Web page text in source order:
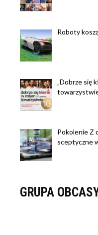
Roboty
„Dobrze się
Pokolenie Z
sceptyczne
GRUPA